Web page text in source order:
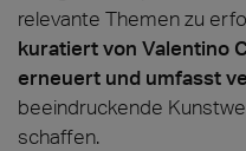
relevante Themen zu
kuratiert von Valentino
erneuert und umfasst
beeindruckende
schaffen.